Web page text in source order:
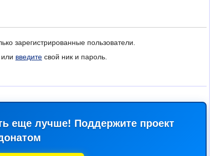
зарегистрированные пользователи.
или введите свой ник и пароль.
еще лучше! Поддержите проект